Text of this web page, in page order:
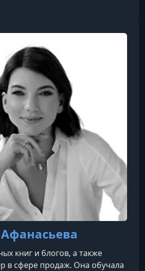
превращая обучение в
книг и блогов, а также
в сфере продаж. Она обучала